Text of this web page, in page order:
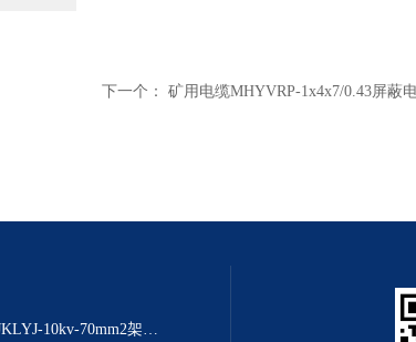
下一个： 矿用电缆MHYVRP-1x4x7/0.43屏蔽
架空线规格大全JKLYJ-10kv-70mm2架空铝芯导线